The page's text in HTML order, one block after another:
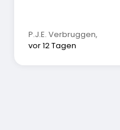
P.J.E. Verbruggen,
vor 12 Tagen